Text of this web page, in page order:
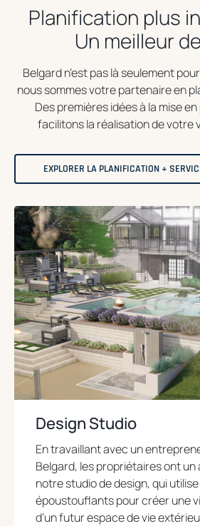
Planification plus
Un meilleur
Belgard n’est pas là seulement
nous sommes votre partenaire en
Des premières idées à la mise
facilitons la réalisation de votre
EXPLORER LA PLANIFICATION +
Design Studio
En travaillant avec un
Belgard, les propriétaires ont
notre studio de design, qui
époustouflants pour créer une
d’un futur espace de vie